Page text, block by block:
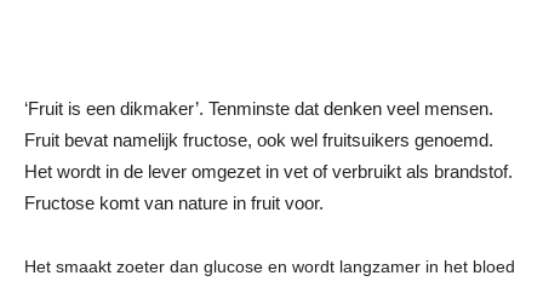
‘Fruit is een dikmaker’. Tenminste dat denken veel mensen.
Fruit bevat namelijk fructose, ook wel fruitsuikers genoemd.
Het wordt in de lever omgezet in vet of verbruikt als brandstof.
Fructose komt van nature in fruit voor.
Het smaakt zoeter dan glucose en wordt langzamer in het bloed